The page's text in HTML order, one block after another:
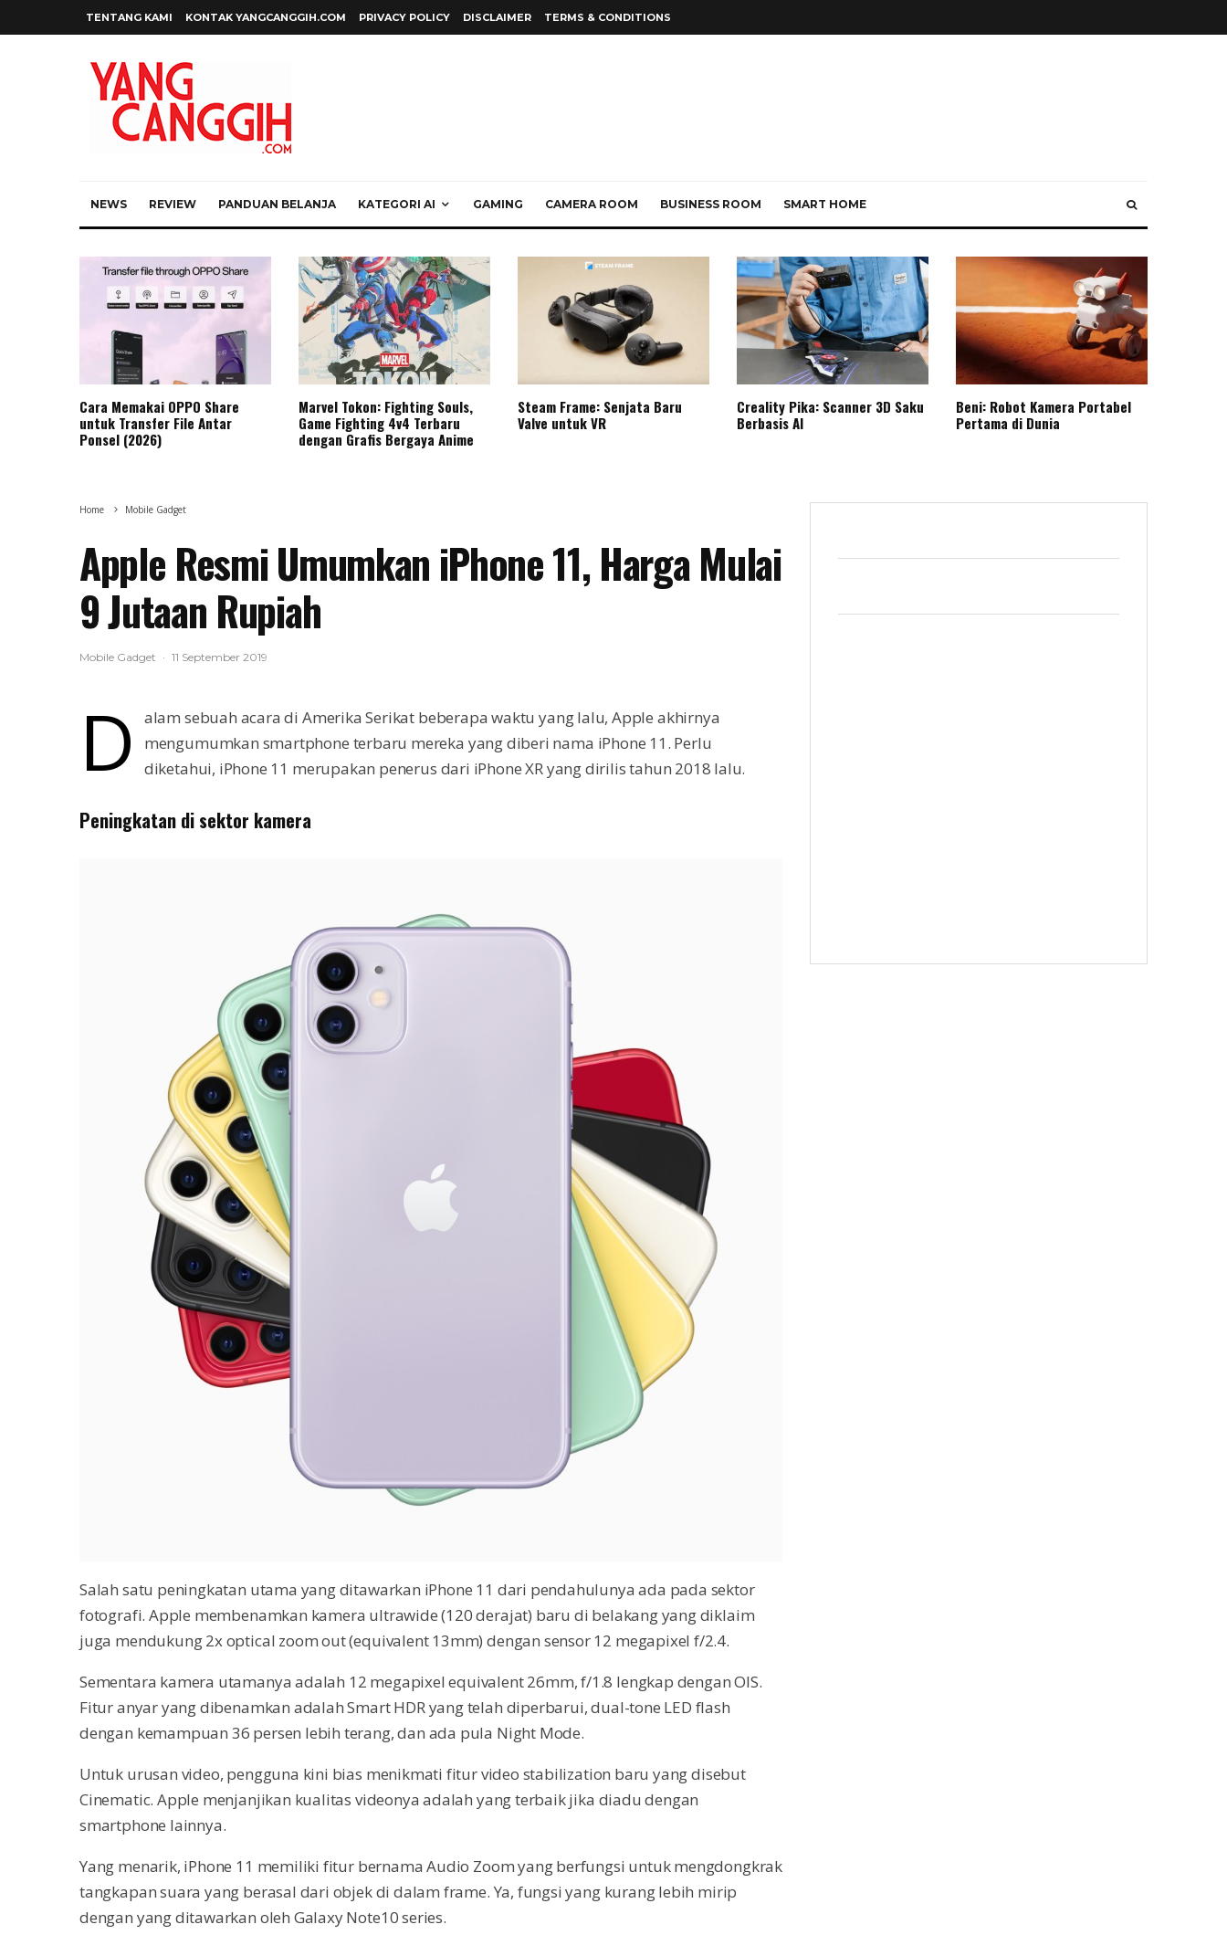
TENTANG KAMI KONTAK YANGCANGGIH.COM PRIVACY POLICY DISCLAIMER TERMS & CONDITIONS
NEWS REVIEW PANDUAN BELANJA KATEGORI AI GAMING CAMERA ROOM BUSINESS ROOM SMART HOME
Cara Memakai OPPO Share
untuk Transfer File Antar
Ponsel (2026)
Marvel Tokon: Fighting Souls,
Game Fighting 4v4 Terbaru
dengan Grafis Bergaya Anime
Steam Frame: Senjata Baru
Valve untuk VR
Creality Pika: Scanner 3D Saku
Berbasis AI
Beni: Robot Kamera Portabel
Pertama di Dunia
Home Mobile Gadget
Apple Resmi Umumkan iPhone 11, Harga Mulai
9 Jutaan Rupiah
Mobile Gadget · 11 September 2019
D
alam sebuah acara di Amerika Serikat beberapa waktu yang lalu, Apple akhirnya
mengumumkan smartphone terbaru mereka yang diberi nama iPhone 11. Perlu
diketahui, iPhone 11 merupakan penerus dari iPhone XR yang dirilis tahun 2018 lalu.
Peningkatan di sektor kamera
Salah satu peningkatan utama yang ditawarkan iPhone 11 dari pendahulunya ada pada sektor
fotografi. Apple membenamkan kamera ultrawide (120 derajat) baru di belakang yang diklaim
juga mendukung 2x optical zoom out (equivalent 13mm) dengan sensor 12 megapixel f/2.4.
Sementara kamera utamanya adalah 12 megapixel equivalent 26mm, f/1.8 lengkap dengan OIS.
Fitur anyar yang dibenamkan adalah Smart HDR yang telah diperbarui, dual-tone LED flash
dengan kemampuan 36 persen lebih terang, dan ada pula Night Mode.
Untuk urusan video, pengguna kini bias menikmati fitur video stabilization baru yang disebut
Cinematic. Apple menjanjikan kualitas videonya adalah yang terbaik jika diadu dengan
smartphone lainnya.
Yang menarik, iPhone 11 memiliki fitur bernama Audio Zoom yang berfungsi untuk mengdongkrak
tangkapan suara yang berasal dari objek di dalam frame. Ya, fungsi yang kurang lebih mirip
dengan yang ditawarkan oleh Galaxy Note10 series.